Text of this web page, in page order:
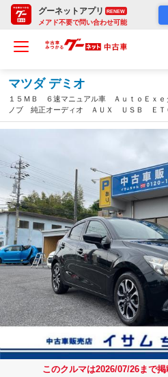
グーネットアプリ RENEW
メアド不要で問い合わせ可能
マツダ デミオ
１５ＭＢ ６速マニュアル車 ＡｕｔｏＥｘｅ
ノブ 純正オーディオ ＡＵＸ ＵＳＢ ＥＴ
トップ 純正１６インチアルミホイール プッ
県）
このクルマは2026/07/26まで掲